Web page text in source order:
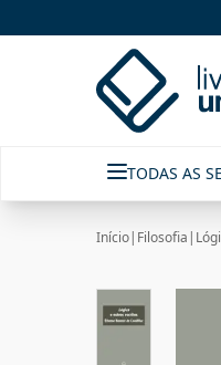
TODAS AS
Início| Filosofia |